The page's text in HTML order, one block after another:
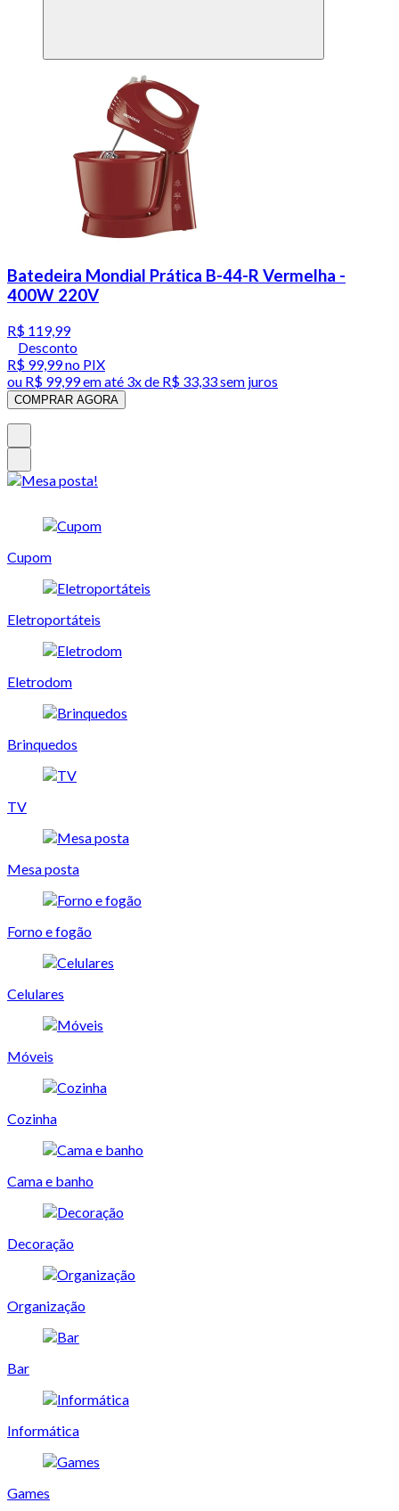
Batedeira Mondial Prática B-44-R Vermelha -
400W 220V
R$ 119,99
Desconto
R$ 99,99no PIX
ou R$ 99,99em até 3x de R$ 33,33 sem juros
COMPRAR AGORA
Cupom
Eletroportáteis
Eletrodom
Brinquedos
TV
Mesa posta
Forno e fogão
Celulares
Móveis
Cozinha
Cama e banho
Decoração
Organização
Bar
Informática
Games